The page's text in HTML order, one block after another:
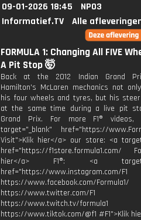
09-01-2026 18:45
NPO3
Informatief.TV
Alle
FORMULA 1: Changing All FIVE
A Pit Stop 🤯
Back at the 2012 Indian Grand
Hamilton's McLaren mechanics not
his four wheels and tyres, but his
at the same time during a live pit
Grand Prix. For more F1®
target="_blank" href="https://
Visit">Klik hier</a> our store: <a
href="https://f1store.formula1.com/
hier</a> F1®: <a
href="https://www.instagram.com/F1
https://www.facebook.com/Formula1/
https://www.twitter.com/F1
https://www.twitch.tv/formula1
https://www.tiktok.com/@f1 #F1">Klik